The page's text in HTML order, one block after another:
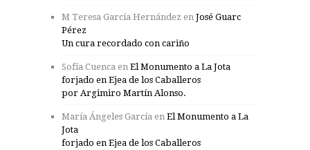
M Teresa García Hernández en José Guarc
Pérez
Un cura recordado con cariño
Sofía Cuenca en El Monumento a La Jota
forjado en Ejea de los Caballeros
por Argimiro Martín Alonso.
María Ángeles García en El Monumento a La
Jota
forjado en Ejea de los Caballeros